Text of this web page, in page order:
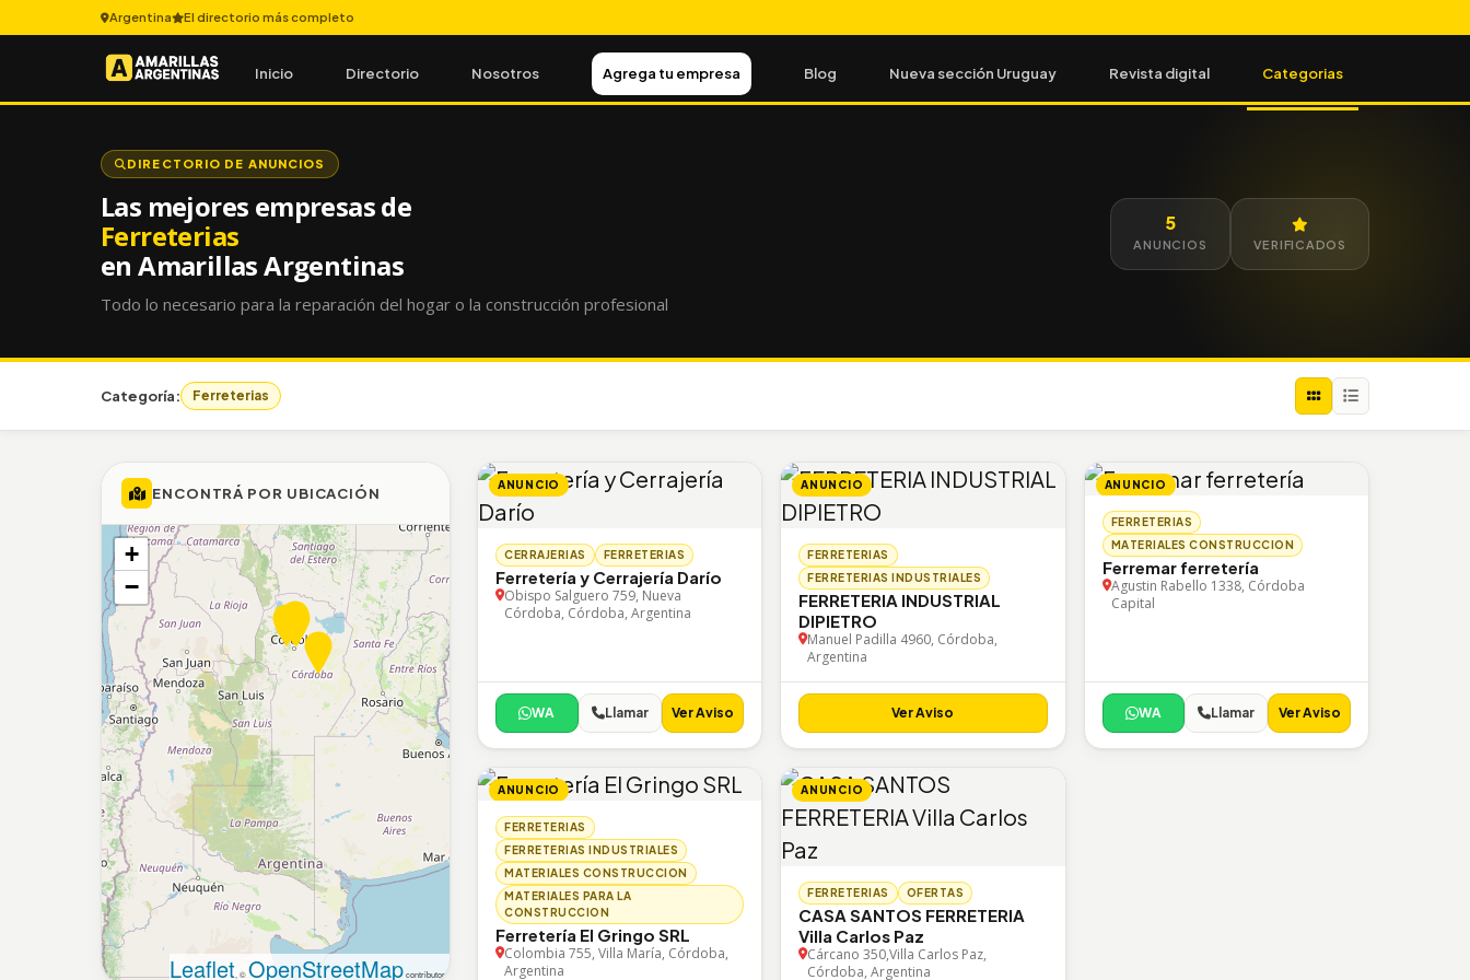
Argentina El directorio más completo
Inicio Directorio Nosotros Agrega tu empresa Blog Nueva sección Uruguay Revista digital Categorias
DIRECTORIO DE ANUNCIOS
Las mejores empresas de
Ferreterias
en Amarillas Argentinas
Todo lo necesario para la reparación del hogar o la construcción profesional
5
ANUNCIOS VERIFICADOS
Categoría: Ferreterias
ENCONTRÁ POR UBICACIÓN
+
−
Leaflet , ©OpenStreetMapcontributors
ANUNCIO
CERRAJERIAS FERRETERIAS
Ferretería y Cerrajería Darío
Obispo Salguero 759, Nueva
Córdoba, Córdoba, Argentina
WA Llamar Ver Aviso
ANUNCIO
FERRETERIAS
FERRETERIAS INDUSTRIALES
FERRETERIA INDUSTRIAL
DIPIETRO
Manuel Padilla 4960, Córdoba,
Argentina
Ver Aviso
ANUNCIO
FERRETERIAS
MATERIALES CONSTRUCCION
Ferremar ferretería
Agustin Rabello 1338, Córdoba
Capital
WA Llamar Ver Aviso
ANUNCIO
FERRETERIAS
FERRETERIAS INDUSTRIALES
MATERIALES CONSTRUCCION
MATERIALES PARA LA
CONSTRUCCION
Ferretería El Gringo SRL
Colombia 755, Villa María, Córdoba,
Argentina
ANUNCIO
FERRETERIAS OFERTAS
CASA SANTOS FERRETERIA
Villa Carlos Paz
Cárcano 350,Villa Carlos Paz,
Córdoba, Argentina